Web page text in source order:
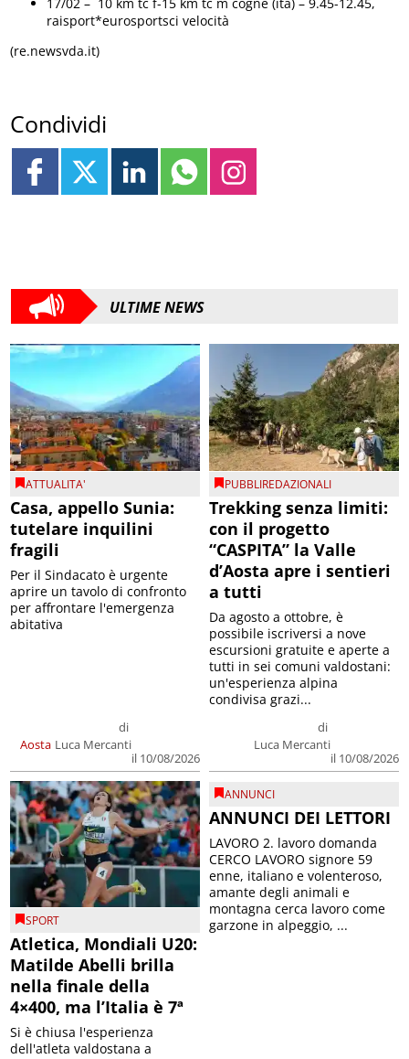
raisport*eurosportsci velocità
(re.newsvda.it)
Condividi
ULTIME NEWS
ATTUALITA'
Casa, appello Sunia:
tutelare inquilini
fragili
Aosta
di
Luca Mercanti
il 10/08/2026
Per il Sindacato è urgente
aprire un tavolo di confronto
per affrontare l'emergenza
abitativa
PUBBLIREDAZIONALI
Trekking senza limiti:
con il progetto
“CASPITA” la Valle
d’Aosta apre i sentieri
a tutti
di
Luca Mercanti
il 10/08/2026
Da agosto a ottobre, è
possibile iscriversi a nove
escursioni gratuite e aperte a
tutti in sei comuni valdostani:
un'esperienza alpina
condivisa grazi...
SPORT
Atletica, Mondiali U20:
Matilde Abelli brilla
nella finale della
4×400, ma l’Italia è 7ª
Si è chiusa l'esperienza
dell'atleta valdostana a
ANNUNCI
ANNUNCI DEI LETTORI
LAVORO 2. lavoro domanda
CERCO LAVORO signore 59
enne, italiano e volenteroso,
amante degli animali e
montagna cerca lavoro come
garzone in alpeggio, ...